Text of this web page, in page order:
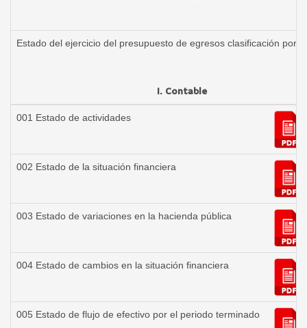
Estado del ejercicio del presupuesto de egresos clasificación por
I. Contable
001 Estado de actividades
002 Estado de la situación financiera
003 Estado de variaciones en la hacienda pública
004 Estado de cambios en la situación financiera
005 Estado de flujo de efectivo por el periodo terminado